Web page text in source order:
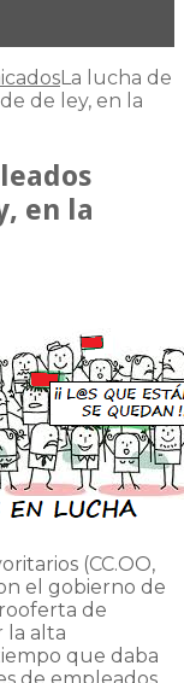
La lucha de
de ley, en la
en la
(CC.OO,
el gobierno de
de
la alta
que daba